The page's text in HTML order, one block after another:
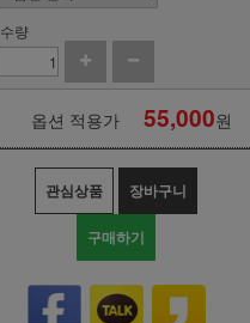
수량
옵션 적용가 55,000원
관심상품 장바구니
구매하기